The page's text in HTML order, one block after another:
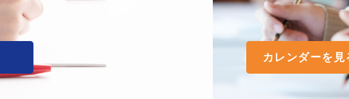
カレンダーを見